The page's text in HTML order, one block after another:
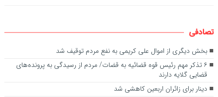
تصادفی
بخش دیگری از اموال علی کریمی به نفع مردم توقیف شد
۶ تذکر مهم رئیس قوه قضائیه به قضات/ مردم از رسیدگی به پرونده‌های
قضایی گلایه‌ دارند‌
دینار برای زائران اربعین کاهشی شد